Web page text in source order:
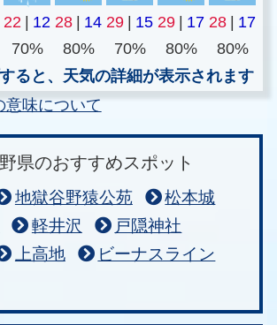
22 12 28 14 29 15 29 17 28
17
70% 80% 70% 80%
80%
ると、天気の詳細が表示されます
意味について
県のおすすめスポット
地獄谷野猿公苑
松本城
軽井沢
戸隠神社
上高地
ビーナスライン